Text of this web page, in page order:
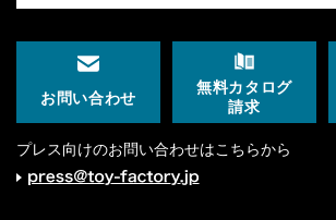
お問い合わせ
無料カタログ
請求
プレス向けのお問い合わせはこちらから